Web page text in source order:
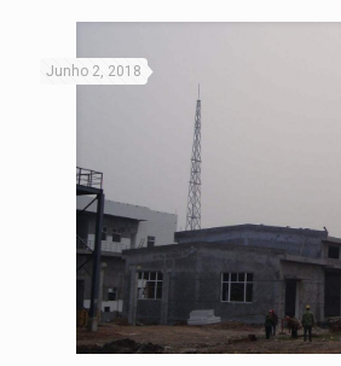
Junho 2, 2018